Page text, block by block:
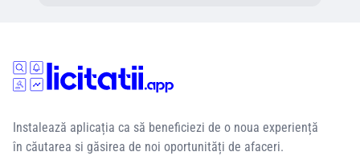
Instalează aplicația ca să beneficiezi de o noua experiență
în căutarea si găsirea de noi oportunități de afaceri.